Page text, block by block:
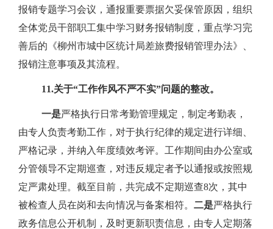
报销专题学习会议，通报重要票据欠妥保管原因，组织
全体党员干部职工集中学习财务报销制度，重点学习完
善后的《柳州市城中区统计局差旅费报销管理办法》、
报销注意事项及其流程。
11.关于“工作作风不严不实”问题的整改。
一是严格执行日常考勤管理规定，制定考勤表，
由专人负责考勤工作，对于执行纪律的规定进行详细、
严格记录，并纳入年度绩效考评。工作期间由办公室或
分管领导不定期巡查，对违反规定者予以通报或按照规
定严肃处理。截至目前，共完成不定期巡查8次，其中
被检查人员在岗和去向情况与备案相符。 二是严格执行
政务信息公开机制，及时更新职责信息，由专人定期落